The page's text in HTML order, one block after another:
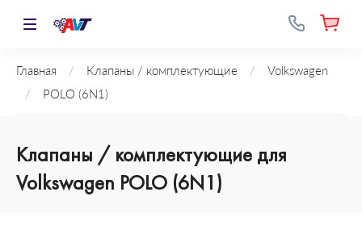
Главная / Клапаны / комплектующие /
Volkswagen
/
POLO (6N1)
Клапаны / комплектующие для
Volkswagen POLO (6N1)